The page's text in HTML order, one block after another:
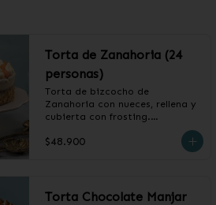
Torta de Zanahoria (24
personas)
Torta de bizcocho de
Zanahoria con nueces, rellena y
cubierta con frosting.
❄️ Producto Congelado
$48.900
Torta Chocolate Manjar